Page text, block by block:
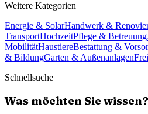
Weitere Kategorien
Energie & SolarHandwerk &
TransportHochzeitPflege & Betreuung
MobilitätHaustiereBestattung &
& BildungGarten & Außenanlagen
Schnellsuche
Was möchten Sie wissen?